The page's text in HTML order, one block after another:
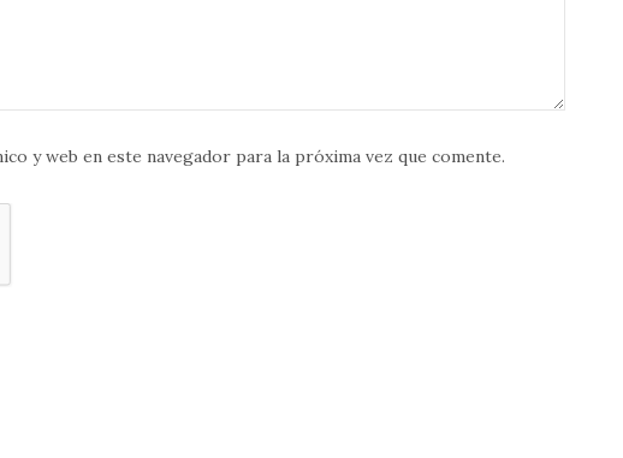
y web en este navegador para la próxima vez que comente.